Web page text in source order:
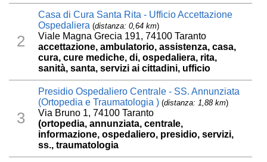
2
Casa di Cura Santa Rita - Ufficio Accettazione
Ospedaliera (distanza: 0,64 km)
Viale Magna Grecia 191, 74100 Taranto
accettazione, ambulatorio, assistenza, casa,
cura, cure mediche, di, ospedaliera, rita,
sanità, santa, servizi ai cittadini, ufficio
3
Presidio Ospedaliero Centrale - SS. Annunziata
(Ortopedia e Traumatologia ) (distanza: 1,88 km)
Via Bruno 1, 74100 Taranto
(ortopedia, annunziata, centrale,
informazione, ospedaliero, presidio, servizi,
ss., traumatologia